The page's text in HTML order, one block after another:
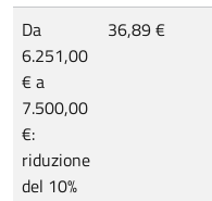
Da
6.251,00
€ a
7.500,00
€:
riduzione
del 10%
36,89 €